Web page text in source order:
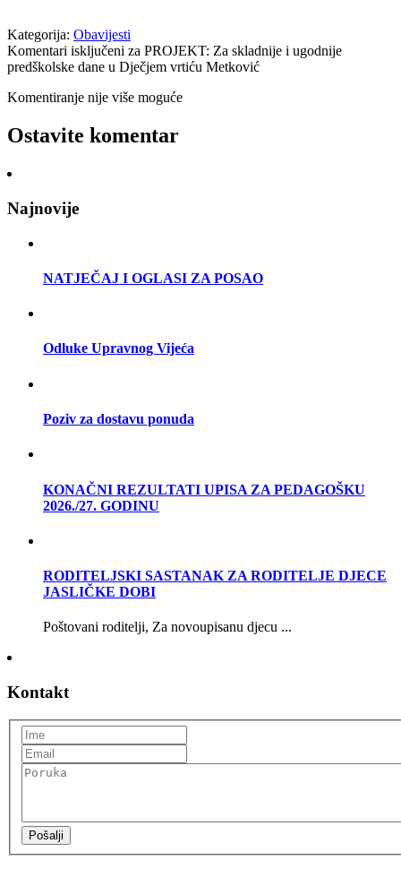
Kategorija: Obavijesti
Komentari isključeni za PROJEKT: Za skladnije i ugodnije
predškolske dane u Dječjem vrtiću Metković
Komentiranje nije više moguće
Ostavite komentar
Najnovije
NATJEČAJ I OGLASI ZA POSAO
Odluke Upravnog Vijeća
Poziv za dostavu ponuda
KONAČNI REZULTATI UPISA ZA PEDAGOŠKU
2026./27. GODINU
RODITELJSKI SASTANAK ZA RODITELJE DJECE
JASLIČKE DOBI
Poštovani roditelji, Za novoupisanu djecu ...
Kontakt